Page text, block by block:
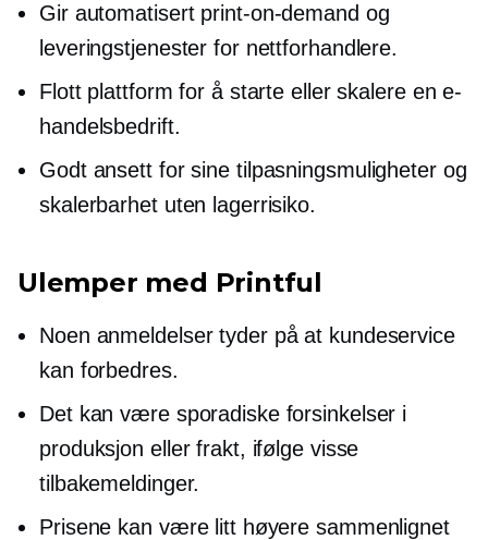
Gir automatisert print-on-demand og
leveringstjenester for nettforhandlere.
Flott plattform for å starte eller skalere en e-
handelsbedrift.
Godt ansettfor sine tilpasningsmuligheter og
skalerbarhet uten lagerrisiko.
Ulemper med Printful
Noen anmeldelser tyder på at kundeservice
kan forbedres.
Det kan være sporadiske forsinkelser i
produksjon eller frakt, ifølge visse
tilbakemeldinger.
Prisene kan være litt høyere sammenlignet